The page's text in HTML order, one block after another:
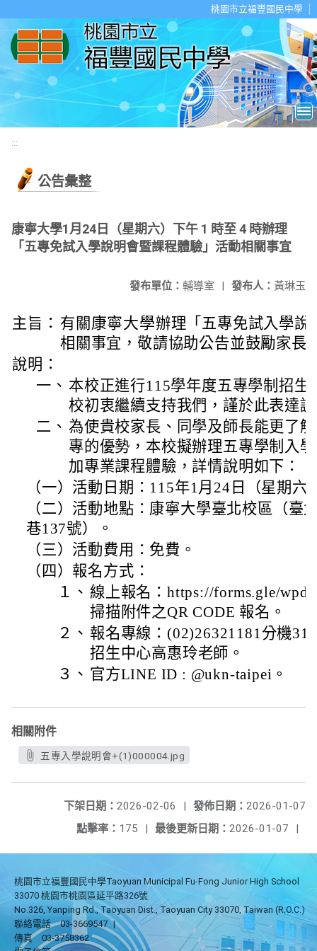
桃園市立福豐國民中學
:::
公告彙整
康寧大學1月24日（星期六）下午 1 時至 4 時辦理
「五專免試入學說明會暨課程體驗」活動相關事宜
發布人： 黃琳玉
發布單位： 輔導室 |
主旨： 有關 康寧大學辦理「五專免試入學說
相關事宜，敬請協助公告並鼓勵家長
說明：
一、 本校正進行115學年度五專學制招生
校初衷繼續支持我們，謹於此表達
二、 為使貴校家長、同學及師長能更了
專的優勢，本校擬辦理五專學制入
加專業課程體驗，詳情說明如下：
（一）活動日期：115年1月24日（星期六
（二）活動地點：康寧大學臺北校區（臺
巷137號）。
（三）活動費用：免費。
（四）報名方式：
１、 線上報名：https://forms.gle/
掃描附件之QR CODE 報名。
２、 報名專線：(02)26321181分機
招生中心高惠玲老師。
３、 官方LINE ID : @ukn-taipei。
相關附件
五專入學說明會+(1)000004.jpg
發佈日期： 2026-01-07
下架日期： 2026-02-06
|
最後更新日期： 2026-01-07 |
點擊率： 175 |
桃園市立福豐國民中學Taoyuan Municipal Fu-Fong Junior High School
33070 桃園市桃園區延平路326號
No.326, Yanping Rd., Taoyuan Dist., Taoyuan City 33070, Taiwan (R.O.C.)
聯絡電話
03-3669547 |
傳真
03-3758362